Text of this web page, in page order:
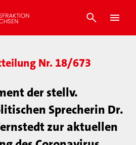
Nr. 18/673
der stellv.
Sprecherin Dr.
zur aktuellen